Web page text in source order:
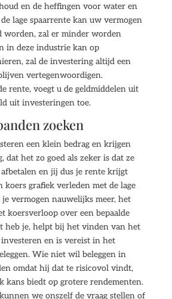
en de heffingen voor water en
lage spaarrente kan uw vermogen
worden, zal er minder worden
in deze industrie kan op
zal de investering altijd een
vertegenwoordigen.
rente, voegt u de geldmiddelen uit
uit investeringen toe.
zoeken
een klein bedrag en krijgen
dat het zo goed als zeker is dat ze
en jij dus je rente krijgt
koers grafiek verleden met de lage
vermogen nauwelijks meer, het
koersverloop over een bepaalde
heb je, helpt bij het vinden van het
en is vereist in het
Wie niet wil beleggen in
omdat hij dat te risicovol vindt,
kans biedt op grotere rendementen.
we onszelf de vraag stellen of